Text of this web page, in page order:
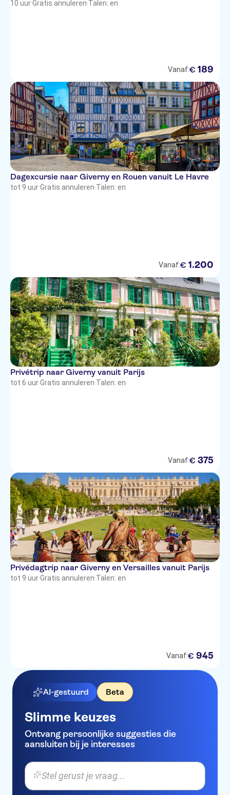
10 uur·Gratis annuleren·Talen: en
Vanaf:€ 189
Dagexcursie naar Giverny en Rouen vanuit Le Havre
tot 9 uur·Gratis annuleren·Talen: en
Vanaf:€ 1 .200
Privétrip naar Giverny vanuit Parijs
tot 6 uur·Gratis annuleren·Talen: en
Vanaf:€ 375
Privédagtrip naar Giverny en Versailles vanuit Parijs
tot 9 uur·Gratis annuleren·Talen: en
Vanaf:€ 945
AI-gestuurd Beta
Slimme keuzes
Ontvang persoonlijke suggesties die
aansluiten bij je interesses
Stel gerust je vraag...